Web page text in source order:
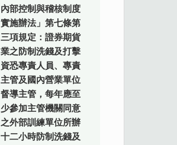
內部控制與稽核制度
實施辦法」第七條第
三項規定：證券期貨
業之防制洗錢及打擊
資恐專責人員、專責
主管及國內營業單位
督導主管，每年應至
少參加主管機關同意
之外部訓練單位所辦
十二小時防制洗錢及